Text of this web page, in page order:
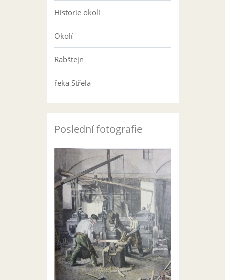
Historie okolí
Okolí
Rabštejn
řeka Střela
Poslední fotografie